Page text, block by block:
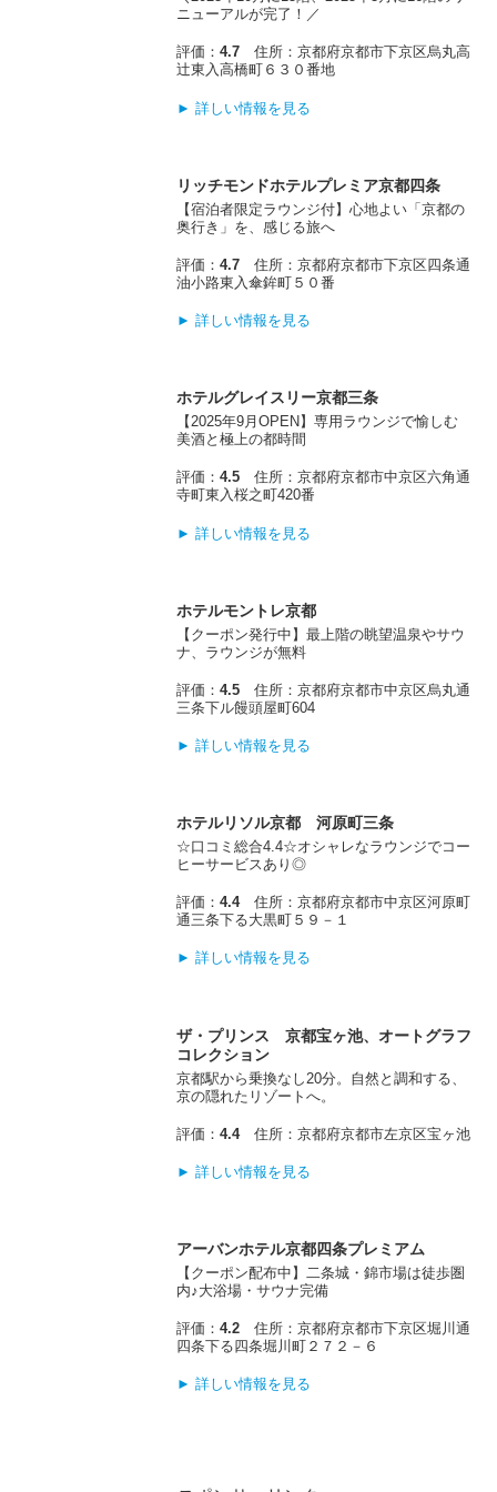
ニューアルが完了！／
評価：4.7 住所：京都府京都市下京区烏丸高
辻東入高橋町６３０番地
► 詳しい情報を見る
リッチモンドホテルプレミア京都四条
【宿泊者限定ラウンジ付】心地よい「京都の
奥行き」を、感じる旅へ
評価：4.7 住所：京都府京都市下京区四条通
油小路東入傘鉾町５０番
► 詳しい情報を見る
ホテルグレイスリー京都三条
【2025年9月OPEN】専用ラウンジで愉しむ
美酒と極上の都時間
評価：4.5 住所：京都府京都市中京区六角通
寺町東入桜之町420番
► 詳しい情報を見る
ホテルモントレ京都
【クーポン発行中】最上階の眺望温泉やサウ
ナ、ラウンジが無料
評価：4.5 住所：京都府京都市中京区烏丸通
三条下ル饅頭屋町604
► 詳しい情報を見る
ホテルリソル京都 河原町三条
☆口コミ総合4.4☆オシャレなラウンジでコー
ヒーサービスあり◎
評価：4.4住所：京都府京都市中京区河原町
通三条下る大黒町５９－１
► 詳しい情報を見る
ザ・プリンス 京都宝ヶ池、オートグラフ
コレクション
京都駅から乗換なし20分。自然と調和する、
京の隠れたリゾートへ。
評価：4.4住所：京都府京都市左京区宝ヶ池
► 詳しい情報を見る
アーバンホテル京都四条プレミアム
【クーポン配布中】二条城・錦市場は徒歩圏
内♪大浴場・サウナ完備
評価：4.2 住所：京都府京都市下京区堀川通
四条下る四条堀川町２７２－６
► 詳しい情報を見る